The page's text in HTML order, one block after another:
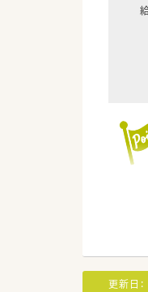
更新日：